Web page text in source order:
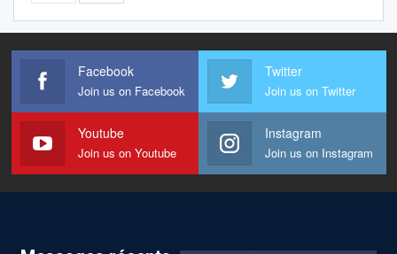
Facebook
Join us on Facebook
Twitter
Join us on Twitter
Youtube
Join us on Youtube
Instagram
Join us on Instagram